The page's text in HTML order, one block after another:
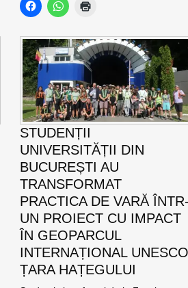
STUDENȚII
UNIVERSITĂȚII DIN
BUCUREȘTI AU
TRANSFORMAT
PRACTICA DE VARĂ
UN PROIECT CU IMPACT
ÎN GEOPARCUL
INTERNAȚIONAL
ȚARA HAȚEGULUI